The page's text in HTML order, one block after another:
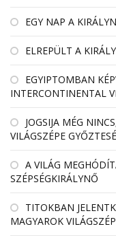
EGY NAP A
ELREPÜLT A
EGYIPTOMBAN
INTERCONTINENTAL
JOGSIJA MÉG
VILÁGSZÉPE
A VILÁG
SZÉPSÉGKIRÁLYNŐ
TITOKBAN
MAGYAROK